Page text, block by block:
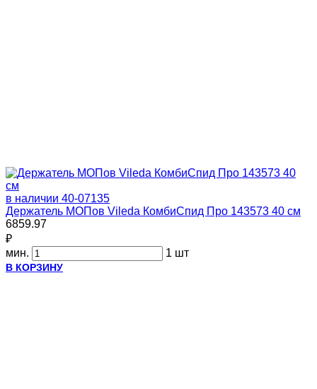
в наличии 40-07135
Держатель МОПов Vileda КомбиСпид Про 143573 40 см
6859.97
₽
мин.
1 шт
В КОРЗИНУ